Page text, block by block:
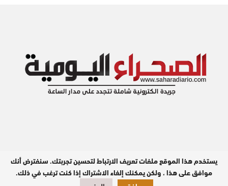
مدير النشر : عبد الله بيه
يستخدم هذا الموقع ملفات تعريف الارتباط لتحسين تجربتك. سنفترض أنك
موافق على هذا ، ولكن يمكنك إلغاء الاشتراك إذا كنت ترغب في ذلك.